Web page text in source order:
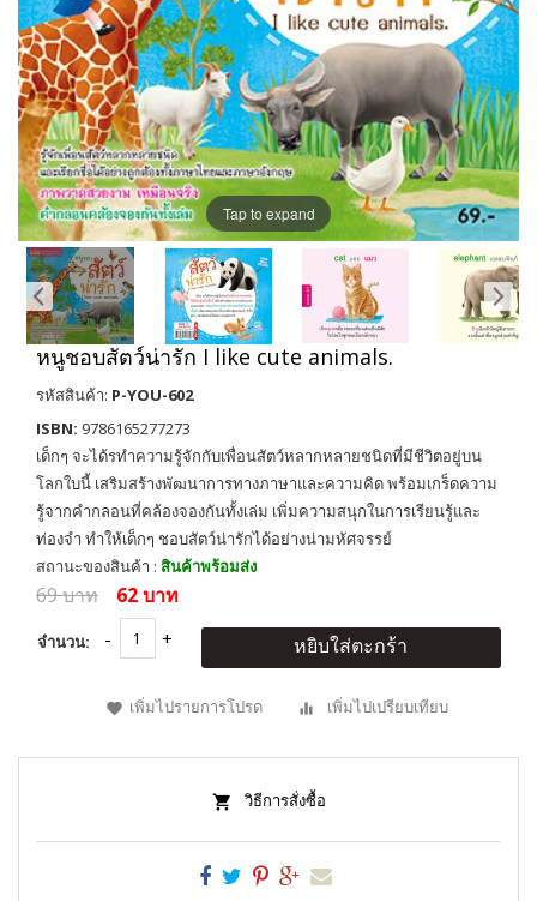
Tap to expand
หนูชอบสัตว์น่ารัก I like cute animals.
รหัสสินค้า: P-YOU-602
ISBN: 9786165277273
เด็กๆ จะได้รทำความรู้จักกับเพื่อนสัตว์หลากหลายชนิดที่มีชีวิตอยู่บน
โลกใบนี้ เสริมสร้างพัฒนาการทางภาษาและความคิด พร้อมเกร็ดความ
รู้จากคำกลอนที่คล้องจองกันทั้งเล่ม เพิ่มความสนุกในการเรียนรู้และ
ท่องจำ ทำให้เด็กๆ ชอบสัตว์น่ารักได้อย่างน่ามหัศจรรย์
สถานะของสินค้า : สินค้าพร้อมส่ง
69 บาท 62 บาท
จำนวน: หยิบใส่ตะกร้า
เพิ่มไปรายการโปรด เพิ่มไปเปรียบเทียบ
วิธีการสั่งซื้อ